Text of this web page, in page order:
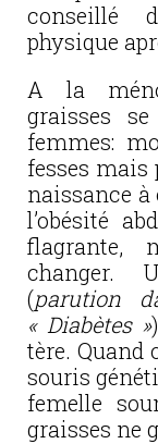
conseillé
physique
A la
graisses
femmes:
fesses mais
naissance à
l’obésité
flagrante,
changer.
(parution
« Diabètes »
tère. Quand
souris
femelle
graisses ne